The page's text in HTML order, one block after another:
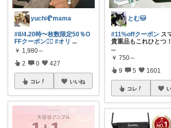
yuchi🥐mama
#8/4.20時〜枚数限定50％O
FFクーポン❤️‍🔥 #オリ ...
￥ 1,980～
2 0 427
コレ いいね
とむ🐱
#11%offクーポン ス
貴重品もこれひとつ
...
￥ 750～
9 5 1601
コレ